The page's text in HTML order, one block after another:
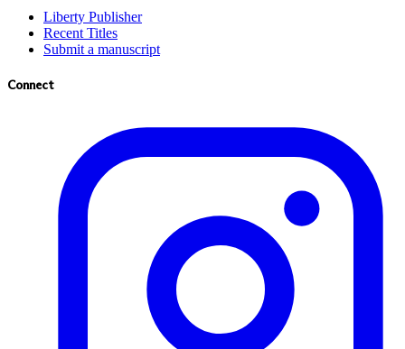
Liberty Publisher
Recent Titles
Submit a manuscript
Connect